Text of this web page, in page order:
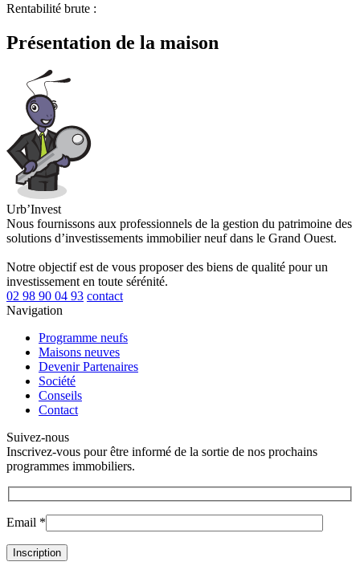
Rentabilité brute :
Présentation de la maison
Urb’Invest
Nous fournissons aux professionnels de la gestion du patrimoine des
solutions d’investissements immobilier neuf dans le Grand Ouest.
Notre objectif est de vous proposer des biens de qualité pour un
investissement en toute sérénité.
02 98 90 04 93 contact
Navigation
Programme neufs
Maisons neuves
Devenir Partenaires
Société
Conseils
Contact
Suivez-nous
Inscrivez-vous pour être informé de la sortie de nos prochains
programmes immobiliers.
Email *